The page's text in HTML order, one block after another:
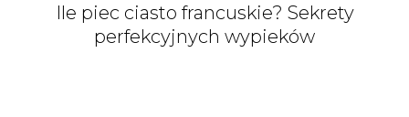
Ile piec ciasto francuskie? Sekrety
perfekcyjnych wypieków